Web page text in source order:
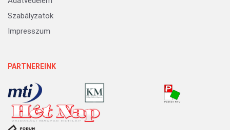
Szabályzatok
Impresszum
PARTNEREINK